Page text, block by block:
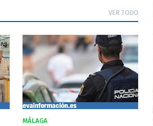
VER TODO
MÁLAGA